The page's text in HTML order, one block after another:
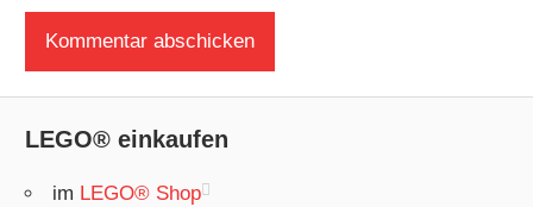
LEGO® einkaufen
im LEGO® Shop